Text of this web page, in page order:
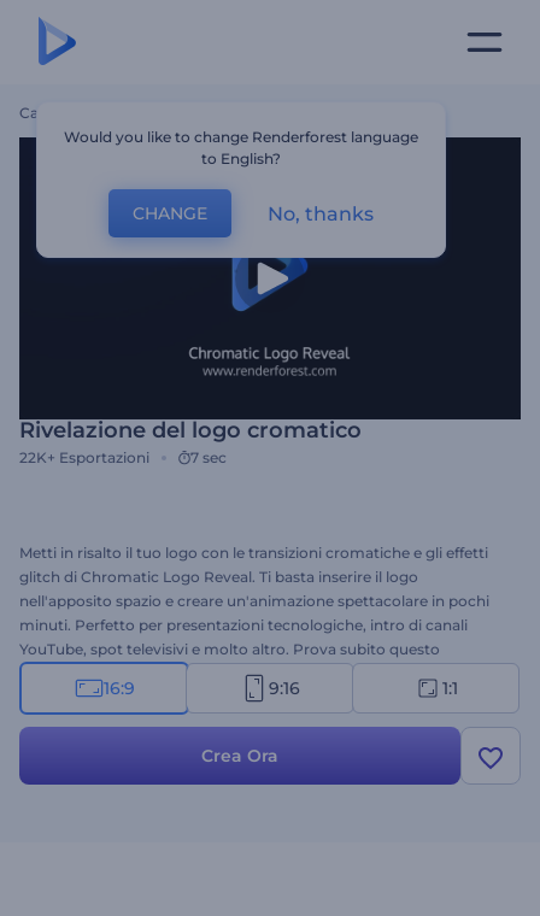
Casa
Rivelazione del logo cromatico
22K+ Esportazioni 7 sec
Metti in risalto il tuo logo con le transizioni cromatiche e gli effetti
glitch di Chromatic Logo Reveal. Ti basta inserire il logo
nell'apposito spazio e creare un'animazione spettacolare in pochi
minuti. Perfetto per presentazioni tecnologiche, intro di canali
YouTube, spot televisivi e molto altro. Prova subito questo
nuovissimo template!
16:9 9:16 1:1
Crea Ora
Would you like to change Renderforest language
to English?
CHANGE No, thanks